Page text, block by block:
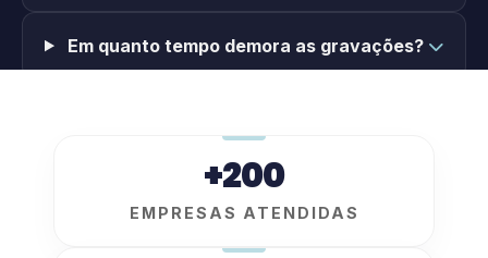
Em quanto tempo demora as gravações?
+200
EMPRESAS ATENDIDAS